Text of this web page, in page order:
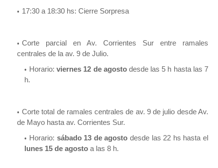
17:30 a 18:30 hs: Cierre Sorpresa
Corte parcial en Av. Corrientes Sur entre ramales
centrales de la av. 9 de Julio.
Horario:viernes 12 de agostodesde las 5 h hasta las 7
h.
Corte total de ramales centrales de av. 9 de julio desde Av.
de Mayo hasta av. Corrientes Sur.
Horario: sábado 13 de agosto desde las 22 hs hasta el
lunes 15 de agosto a las 8 h.